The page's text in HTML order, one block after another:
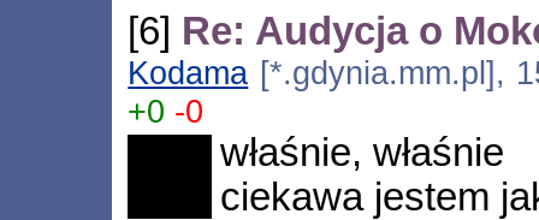
[6] Re: Audycja o
Kodama [*.gdynia.mm.pl],
+0 -0
właśnie, właśnie
ciekawa jestem